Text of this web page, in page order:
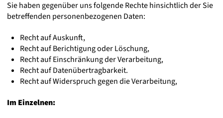
Sie haben gegenüber uns folgende Rechte hinsichtlich der Sie
betreffenden personenbezogenen Daten:
Recht auf Auskunft,
Recht auf Berichtigung oder Löschung,
Recht auf Einschränkung der Verarbeitung,
Recht auf Datenübertragbarkeit.
Recht auf Widerspruch gegen die Verarbeitung,
Im Einzelnen: